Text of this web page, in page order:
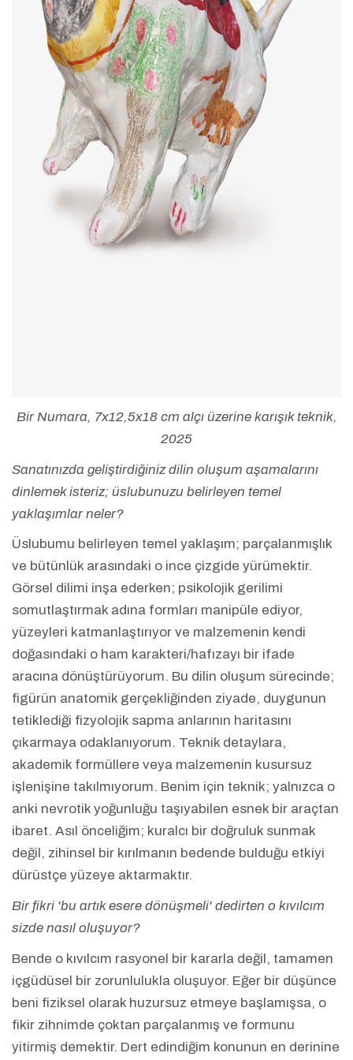
Bir Numara, 7x12,5x18 cm alçı üzerine karışık teknik,
2025
Sanatınızda geliştirdiğiniz dilin oluşum aşamalarını
dinlemek isteriz; üslubunuzu belirleyen temel
yaklaşımlar neler?
Üslubumu belirleyen temel yaklaşım; parçalanmışlık
ve bütünlük arasındaki o ince çizgide yürümektir.
Görsel dilimi inşa ederken; psikolojik gerilimi
somutlaştırmak adına formları manipüle ediyor,
yüzeyleri katmanlaştırıyor ve malzemenin kendi
doğasındaki o ham karakteri/hafızayı bir ifade
aracına dönüştürüyorum. Bu dilin oluşum sürecinde;
figürün anatomik gerçekliğinden ziyade, duygunun
tetiklediği fizyolojik sapma anlarının haritasını
çıkarmaya odaklanıyorum. Teknik detaylara,
akademik formüllere veya malzemenin kusursuz
işlenişine takılmıyorum. Benim için teknik; yalnızca o
anki nevrotik yoğunluğu taşıyabilen esnek bir araçtan
ibaret. Asıl önceliğim; kuralcı bir doğruluk sunmak
değil, zihinsel bir kırılmanın bedende bulduğu etkiyi
dürüstçe yüzeye aktarmaktır.
Bir fikri 'bu artık esere dönüşmeli' dedirten o kıvılcım
sizde nasıl oluşuyor?
Bende o kıvılcım rasyonel bir kararla değil, tamamen
içgüdüsel bir zorunlulukla oluşuyor. Eğer bir düşünce
beni fiziksel olarak huzursuz etmeye başlamışsa, o
fikir zihnimde çoktan parçalanmış ve formunu
yitirmiş demektir. Dert edindiğim konunun en derinine